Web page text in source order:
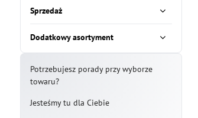
Sprzedaż
Dodatkowy asortyment
Potrzebujesz porady przy wyborze
towaru?
Jesteśmy tu dla Ciebie